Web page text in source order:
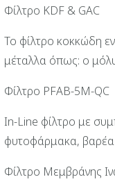
Φίλτρο KDF & GAC
Το φίλτρο κοκκώδη
μέταλλα όπως: ο
Φίλτρο PFAB-5M-QC
In-Line φίλτρο με
φυτοφάρμακα, βαρέα
Φίλτρο Μεμβράνης